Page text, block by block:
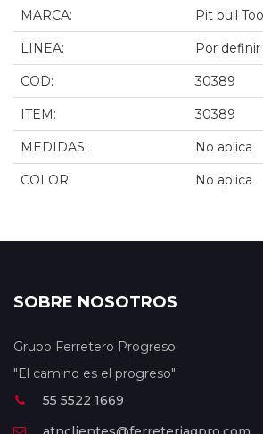
MARCA: Pit bull
LINEA: Por definir
COD: 30389
ITEM: 30389
MEDIDAS: No aplica
COLOR: No aplica
SOBRE NOSOTROS
Grupo Ferretero Progreso
"El camino es el progreso"
55 5522 1669